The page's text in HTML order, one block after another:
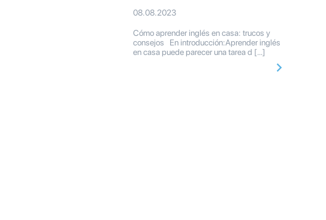
08.08.2023
Cómo aprender inglés en casa: trucos y
consejos En introducción:Aprender inglés
en casa puede parecer una tarea d […]